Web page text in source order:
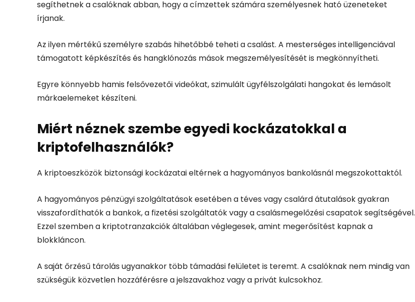
segíthetnek a csalóknak abban, hogy a címzettek számára személyesnek ható üzeneteket
írjanak.
Az ilyen mértékű személyre szabás hihetőbbé teheti a csalást. A mesterséges intelligenciával
támogatott képkészítés és hangklónozás mások megszemélyesítését is megkönnyítheti.
Egyre könnyebb hamis felsővezetői videókat, szimulált ügyfélszolgálati hangokat és lemásolt
márkaelemeket készíteni.
Miért néznek szembe egyedi kockázatokkal a
kriptofelhasználók?
A kriptoeszközök biztonsági kockázatai eltérnek a hagyományos bankolásnál megszokottaktól.
A hagyományos pénzügyi szolgáltatások esetében a téves vagy csalárd átutalások gyakran
visszafordíthatók a bankok, a fizetési szolgáltatók vagy a csalásmegelőzési csapatok segítségével.
Ezzel szemben a kriptotranzakciók általában véglegesek, amint megerősítést kapnak a
blokkláncon.
A saját őrzésű tárolás ugyanakkor több támadási felületet is teremt. A csalóknak nem mindig van
szükségük közvetlen hozzáférésre a jelszavakhoz vagy a privát kulcsokhoz.